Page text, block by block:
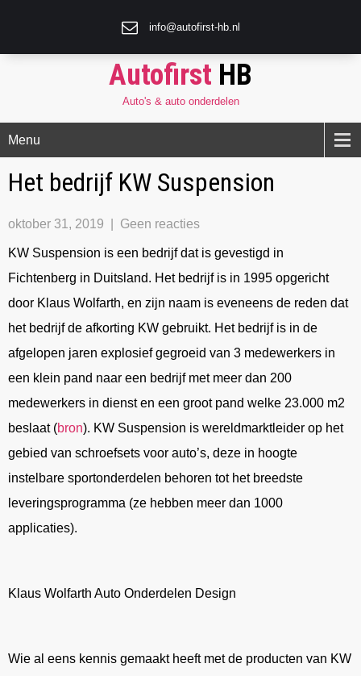
info@autofirst-hb.nl
Autofirst HB
Auto's & auto onderdelen
Menu
Het bedrijf KW Suspension
oktober 31, 2019 Geen reacties
KW Suspension is een bedrijf dat is gevestigd in
Fichtenberg in Duitsland. Het bedrijf is in 1995 opgericht
door Klaus Wolfarth, en zijn naam is eveneens de reden dat
het bedrijf de afkorting KW gebruikt. Het bedrijf is in de
afgelopen jaren explosief gegroeid van 3 medewerkers in
een klein pand naar een bedrijf met meer dan 200
medewerkers in dienst en een groot pand welke 23.000 m2
beslaat (bron). KW Suspension is wereldmarktleider op het
gebied van schroefsets voor auto’s, deze in hoogte
instelbare sportonderdelen behoren tot het breedste
leveringsprogramma (ze hebben meer dan 1000
applicaties).
Klaus Wolfarth Auto Onderdelen Design
Wie al eens kennis gemaakt heeft met de producten van KW